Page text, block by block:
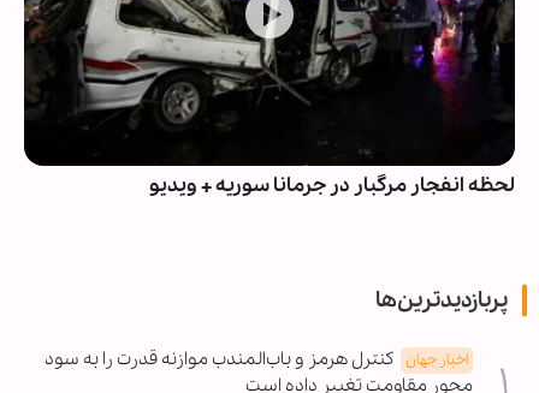
سوریه + ویدیو تشییع گسترده ۱۱۲ فلسطینی در غزه
پربازدیدترین‌ها
اخبار جهان کنترل هرمز و باب‌المندب موازنه قدرت را به سود
محور مقاومت تغییر داده است